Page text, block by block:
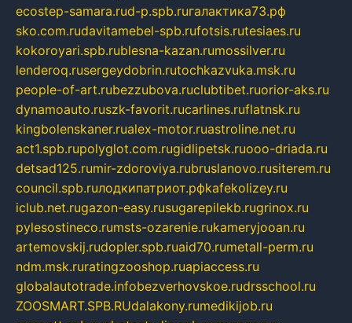
ecostep-samara.rud-p.spb.ruгалактика73.рф
sko.com.rudavitamebel-spb.rufotsis.rutesiaes.ru
kokoroyari.spb.rublesna-kazan.rumossilver.ru
lenderoq.rusergeydobrin.rutochkazvuka.msk.ru
people-of-art.rubezzubova.ruclubtibet.ruorior-aks.ru
dynamoauto.ruszk-favorit.rucarlines.ruflatnsk.ru
kingbolenskaner.rualex-motor.ruastroline.net.ru
act1.spb.rupolyglot.com.rugidlipetsk.ruooo-driada.ru
detsad125.rumir-zdoroviya.rubruslanovo.rusiterem.ru
council.spb.ruлодкипатриот.рфkafekolizey.ru
iclub.net.rugazon-easy.rusugarepilekb.rugrinox.ru
pylesostineco.rumsts-ozarenie.rukameryjooan.ru
artemovskij.rudopler.spb.ruaid70.rumetall-perm.ru
ndm.msk.ruratingzooshop.ruapiaccess.ru
globalautotrade.infobezverhovskoe.rudrsschool.ru
ZOOSMART.SPB.RUdalakony.rumedikijob.ru